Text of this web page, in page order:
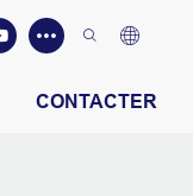
CONTACTER